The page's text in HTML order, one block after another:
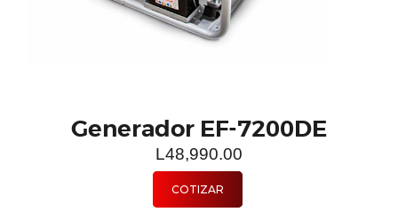
Generador EF-7200DE
L48,990.00
COTIZAR